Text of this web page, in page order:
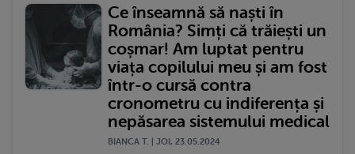
Ce înseamnă să naști în
România? Simți că trăiești un
coșmar! Am luptat pentru
viața copilului meu și am fost
într-o cursă contra
cronometru cu indiferența și
nepăsarea sistemului medical
BIANCA T. | JOI, 23.05.2024